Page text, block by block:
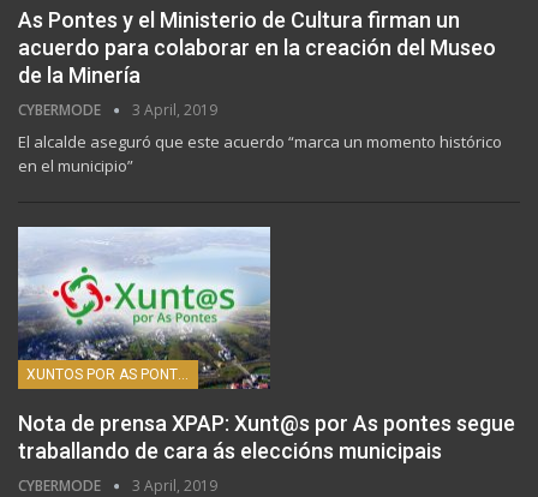
As Pontes y el Ministerio de Cultura firman un
acuerdo para colaborar en la creación del Museo
de la Minería
CYBERMODE 3 April, 2019
El alcalde aseguró que este acuerdo “marca un momento histórico
en el municipio”
XUNTOS POR AS PONTES
Nota de prensa XPAP: Xunt@s por As pontes segue
traballando de cara ás eleccións municipais
CYBERMODE 3 April, 2019